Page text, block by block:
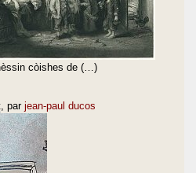
còishes de (…)
, par jean-paul ducos